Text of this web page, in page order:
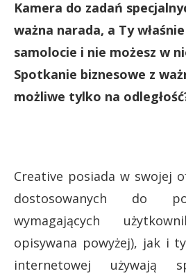
Kamera do zadań
ważna narada, a Ty
samolocie i nie możesz w
Spotkanie biznesowe z
możliwe tylko na
Creative posiada w swojej
dostosowanych do
wymagających
opisywana powyżej), jak i
internetowej używają